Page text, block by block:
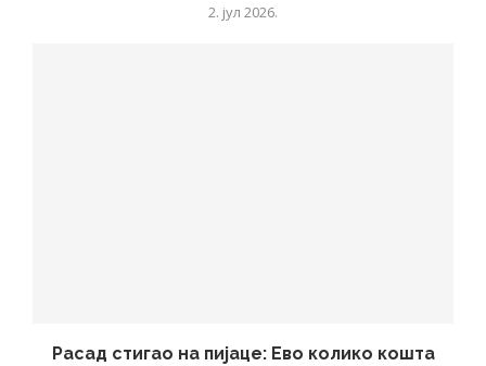
2. јул 2026.
Расад стигао на пијаце: Ево колико кошта